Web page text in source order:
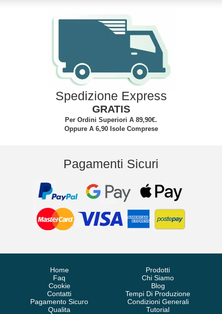
Spedizione Express
GRATIS
Per Ordini Superiori A 89,90€.
Oppure A 6,90 Isole Comprese
Pagamenti Sicuri
Home
Prodotti
Faq
Chi Siamo
Cookie
Blog
Contatti
Tempi Di Produzione
Pagamento Sicuro
Condizioni Generali
Qualita
Tutorial